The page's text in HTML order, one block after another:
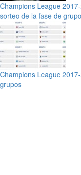
Champions League
sorteo de la fase de
Champions League
grupos